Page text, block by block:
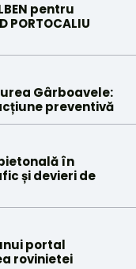
pentru
Gârboavele:
preventivă
în
și devieri de
portal
rovinietei